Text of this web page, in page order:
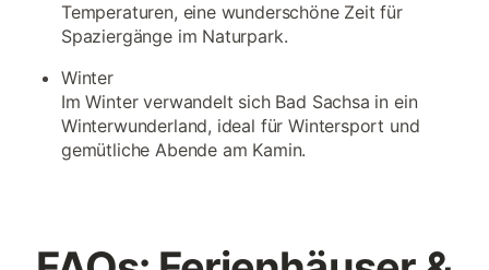
Temperaturen, eine wunderschöne Zeit für
Spaziergänge im Naturpark.
Winter
Im Winter verwandelt sich Bad Sachsa in ein
Winterwunderland, ideal für Wintersport und
gemütliche Abende am Kamin.